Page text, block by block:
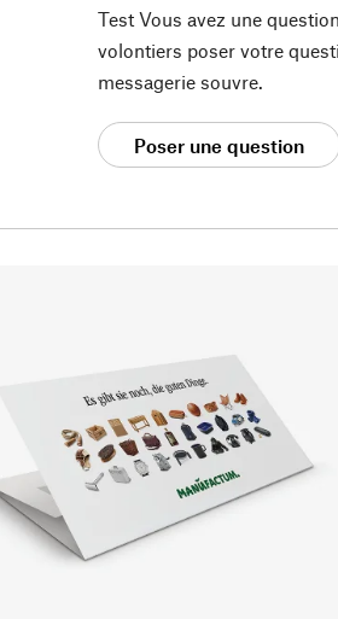
Test Vous avez une
volontiers poser votre
messagerie souvre.
Poser une question